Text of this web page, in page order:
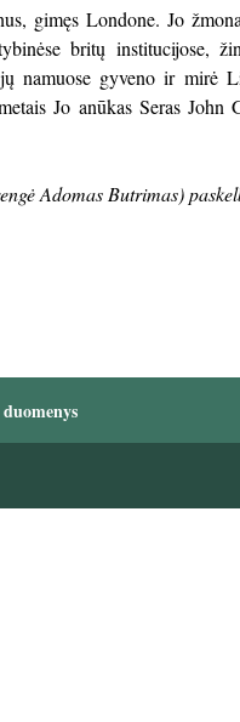
gimęs Londone. Jo
britų ins­titucijose,
namuose gy­veno ir mirė
Jo anū­kas Seras John
Adomas Butrimas)